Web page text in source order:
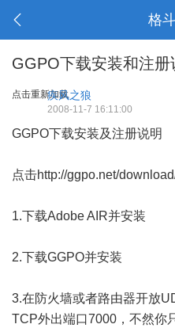
格
GGPO下载安装和注
点击重新加载疾风之狼
2008-11-7 16:11:00
GGPO下载安装及注册说明
点击http://ggpo.net/
1.下载Adobe AIR并安装
2.下载GGPO并安装
3.在防火墙或者路由器开放
TCP外出端口7000，不然你